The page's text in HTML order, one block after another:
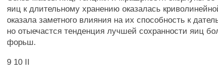
яиц к длительному хранению оказалась
оказала заметного влияния на их способность к
но отыечастся тенденция лучшей сохранности яиц
форьш.
9 10 II